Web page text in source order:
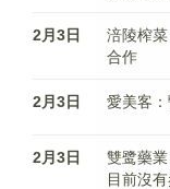
2月3日
涪陵榨
合作
2月3日 愛美客
2月3日
雙鹭藥
目前沒